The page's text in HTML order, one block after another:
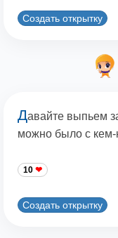
Создать открытку
Давайте выпьем
можно было с кем-
10
Создать открытку